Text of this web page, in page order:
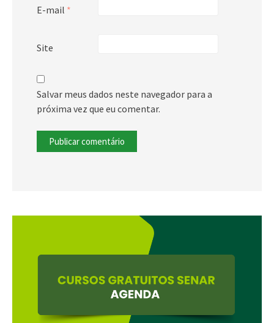
E-mail *
Site
Salvar meus dados neste navegador para a
próxima vez que eu comentar.